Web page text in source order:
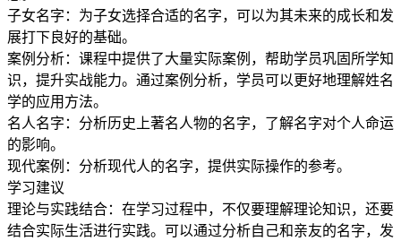
子女名字：为子女选择合适的名字，可以为其未来的成长和发
展打下良好的基础。
案例分析：课程中提供了大量实际案例，帮助学员巩固所学知
识，提升实战能力。通过案例分析，学员可以更好地理解姓名
学的应用方法。
名人名字：分析历史上著名人物的名字，了解名字对个人命运
的影响。
现代案例：分析现代人的名字，提供实际操作的参考。
学习建议
理论与实践结合：在学习过程中，不仅要理解理论知识，还要
结合实际生活进行实践。可以通过分析自己和亲友的名字，发